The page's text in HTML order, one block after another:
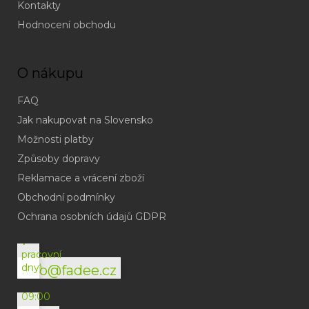
Kontakty
Hodnocení obchodu
O nákupu
FAQ
Jak nakupovat na Slovensko
Možnosti platby
Způsoby dopravy
Reklamace a vrácení zboží
Obchodní podmínky
Ochrana osobních údajů GDPR
info@fadee.cz
(odpověď
do
v
pracovní
dny)
(Po-
09:00